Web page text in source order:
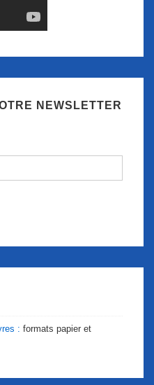
NEWSLETTER
: formats papier et